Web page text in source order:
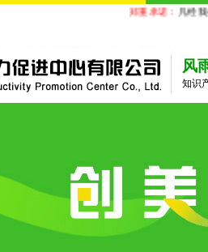
郑重承诺： 凡经我
风
知识